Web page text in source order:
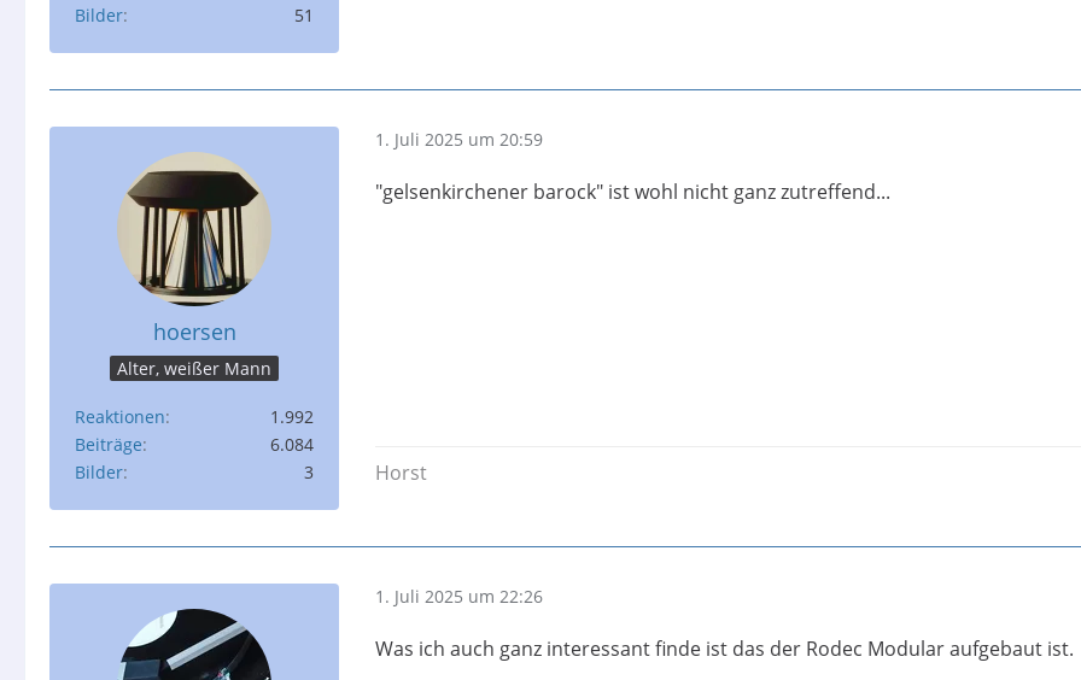
Bilder
51
hoersen
Alter, weißer Mann
Reaktionen
1.992
Beiträge
6.084
Bilder
3
1. Juli 2025 um 20:59
"gelsenkirchener barock" ist wohl nicht ganz zutreffend...
Horst
1. Juli 2025 um 22:26
Was ich auch ganz interessant finde ist das der Rodec Modular aufgebaut ist.